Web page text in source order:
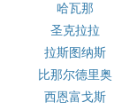
哈瓦那
圣克拉拉
拉斯图纳斯
比那尔德里奥
西恩富戈斯